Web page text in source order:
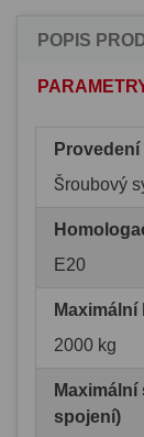
POPIS
Provedení
Šroubový
E20
2000 kg
spojení)